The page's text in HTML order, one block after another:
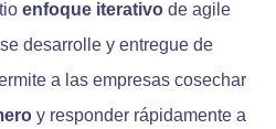
enfoque iterativo de agile
desarrolle y entregue de
a las empresas cosechar
y responder rápidamente a